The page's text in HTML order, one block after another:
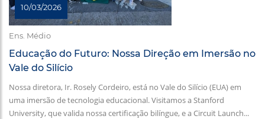
10/03/2026
Ens. Médio
Educação do Futuro: Nossa Direção em Imersão no
Vale do Silício
Nossa diretora, Ir. Rosely Cordeiro, está no Vale do Silício (EUA) em
uma imersão de tecnologia educacional. Visitamos a Stanford
University, que valida nossa certificação bilíngue, e a Circuit Launch...